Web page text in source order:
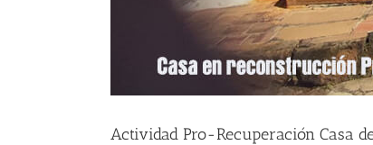
Actividad Pro-Recuperación Casa